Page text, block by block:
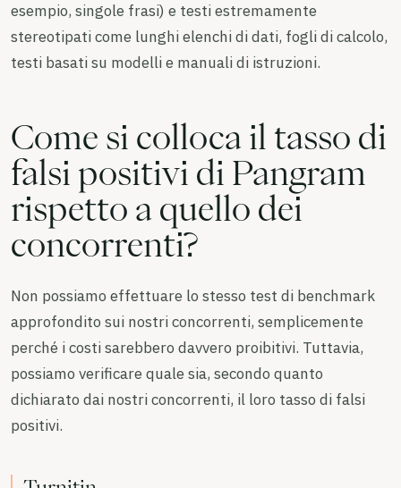
esempio, singole frasi) e testi estremamente
stereotipati come lunghi elenchi di dati, fogli di calcolo,
testi basati su modelli e manuali di istruzioni.
Come si colloca il tasso di
falsi positivi di Pangram
rispetto a quello dei
concorrenti?
Non possiamo effettuare lo stesso test di benchmark
approfondito sui nostri concorrenti, semplicemente
perché i costi sarebbero davvero proibitivi. Tuttavia,
possiamo verificare quale sia, secondo quanto
dichiarato dai nostri concorrenti, il loro tasso di falsi
positivi.